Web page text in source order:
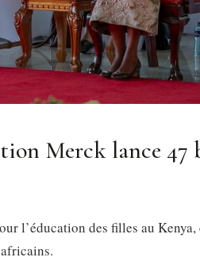
Merck lance 47
l’éducation des filles au